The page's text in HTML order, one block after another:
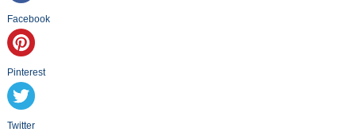
Facebook
Pinterest
Twitter